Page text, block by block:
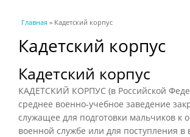
Вы здесь
Главная » Кадетский корпус
Кадетский корпус
Кадетский корпус
КАДЕТСКИЙ КОРПУС (в Российской
среднее военно-учебное заведение
служащее для подготовки мальчиков к
военной службе или для поступления в